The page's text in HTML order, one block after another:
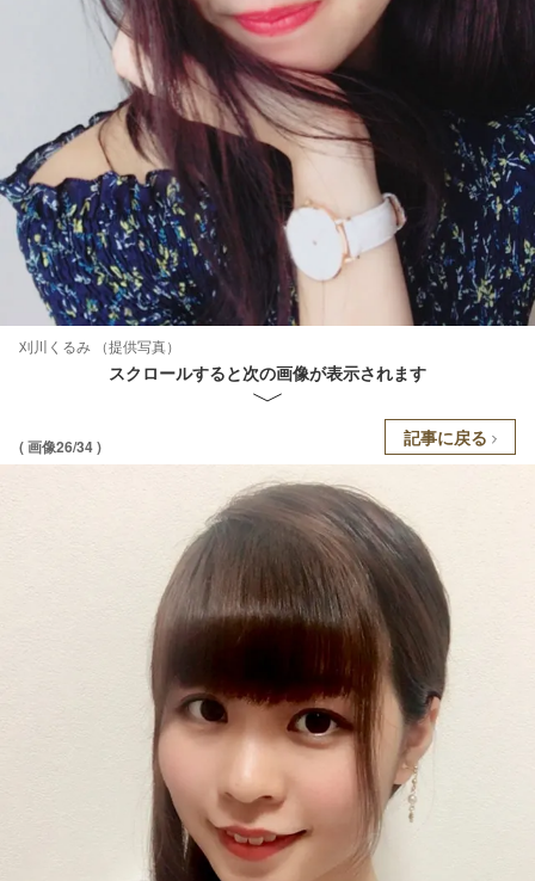
刈川くるみ （提供写真）
スクロールすると次の画像が表示されます
( 画像26/34 ) 記事に戻る